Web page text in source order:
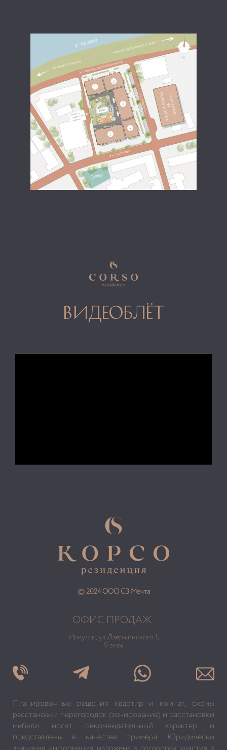
видеоблёт
© 2024 ООО СЗ Мечта
ОФИС ПРОДАЖ:
Иркутск, ул. Дзержинского 1,
9 этаж
Планировочные решения квартир и комнат, схемы
расстановки перегородок (зонирование) и расстановки
мебели носят рекомендательный характер и
представлены в качестве примера. Юридически